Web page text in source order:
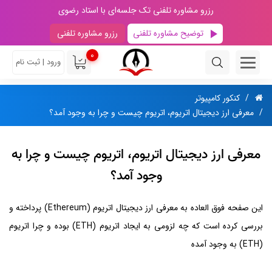
رزرو مشاوره تلفنی تک جلسه‌ای با استاد رضوی
توضیح مشاوره تلفنی
رزرو مشاوره تلفنی
0
ورود | ثبت نام
کنکور کامپیوتر
معرفی ارز دیجیتال اتریوم، اتریوم چیست و چرا به وجود آمد؟
معرفی ارز دیجیتال اتریوم، اتریوم چیست و چرا به
وجود آمد؟
این صفحه فوق العاده به معرفی ارز دیجیتال اتریوم (Ethereum) پرداخته و
بررسی کرده است که چه لزومی به ایجاد اتریوم (ETH) بوده و چرا اتریوم
(ETH) به وجود آمده